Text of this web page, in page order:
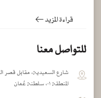
قراءة المزيد
للتواصل معنا
المنطقة ٠١، سلطنة عُمان